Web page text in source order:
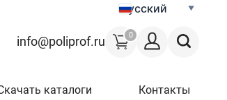
Русский
0
info@poliprof.ru
каталоги Контакты